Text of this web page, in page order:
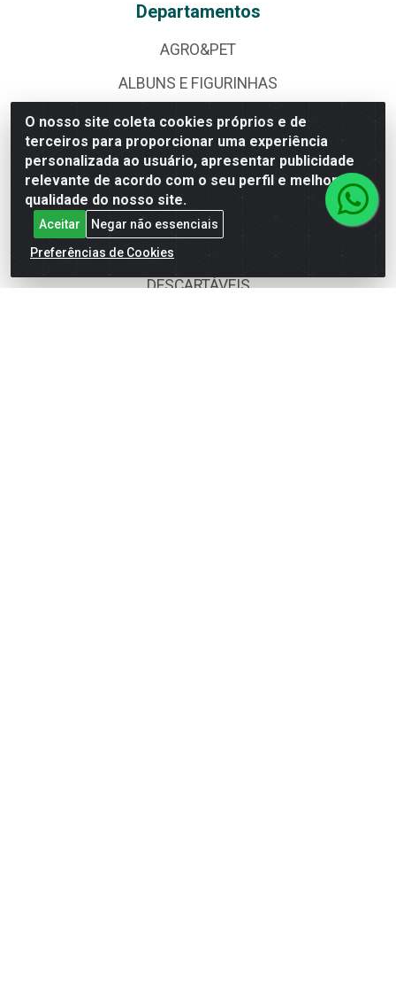
O nosso site coleta cookies próprios e de
terceiros para proporcionar uma experiência
personalizada ao usuário, apresentar publicidade
relevante de acordo com o seu perfil e melhorar a
qualidade do nosso site.
Aceitar
Negar não essenciais
Preferências de Cookies
Departamentos
AGRO&PET
ALBUNS E FIGURINHAS
ALIMENTOS
BAZAR
BEBIDAS
BOMBONIERE
CALÇADOS
DESCARTÁVEIS